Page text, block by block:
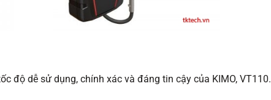
độ dễ sử dụng, chính xác và đáng tin cậy của KIMO, VT110.